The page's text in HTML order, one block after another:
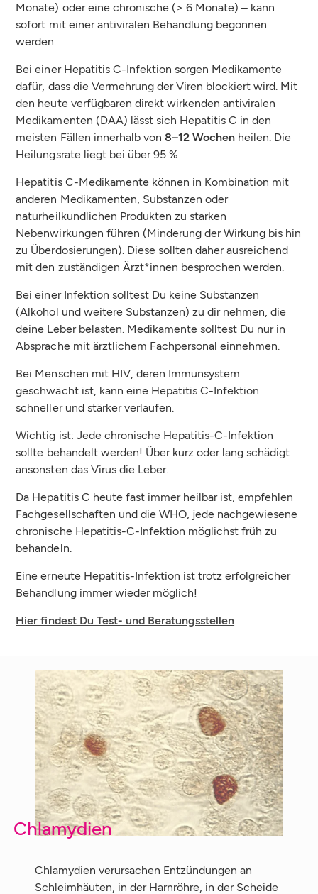
Monate) oder eine chronische (> 6 Monate) – kann
sofort mit einer antiviralen Behandlung begonnen
werden.
Bei einer Hepatitis C-Infektion sorgen Medikamente
dafür, dass die Vermehrung der Viren blockiert wird. Mit
den heute verfügbaren direkt wirkenden antiviralen
Medikamenten (DAA) lässt sich Hepatitis C in den
meisten Fällen innerhalb von 8–12 Wochen heilen. Die
Heilungsrate liegt bei über 95 %
Hepatitis C-Medikamente können in Kombination mit
anderen Medikamenten, Substanzen oder
naturheilkundlichen Produkten zu starken
Nebenwirkungen führen (Minderung der Wirkung bis hin
zu Überdosierungen). Diese sollten daher ausreichend
mit den zuständigen Ärzt*innen besprochen werden.
Bei einer Infektion solltest Du keine Substanzen
(Alkohol und weitere Substanzen) zu dir nehmen, die
deine Leber belasten. Medikamente solltest Du nur in
Absprache mit ärztlichem Fachpersonal einnehmen.
Bei Menschen mit HIV, deren Immunsystem
geschwächt ist, kann eine Hepatitis C-Infektion
schneller und stärker verlaufen.
Wichtig ist: Jede chronische Hepatitis-C-Infektion
sollte behandelt werden! Über kurz oder lang schädigt
ansonsten das Virus die Leber.
Da Hepatitis C heute fast immer heilbar ist, empfehlen
Fachgesellschaften und die WHO, jede nachgewiesene
chronische Hepatitis-C-Infektion möglichst früh zu
behandeln.
Eine erneute Hepatitis-Infektion ist trotz erfolgreicher
Behandlung immer wieder möglich!
Hier findest Du Test- und Beratungsstellen
Chlamydien
Chlamydien verursachen Entzündungen an
Schleimhäuten, in der Harnröhre, in der Scheide